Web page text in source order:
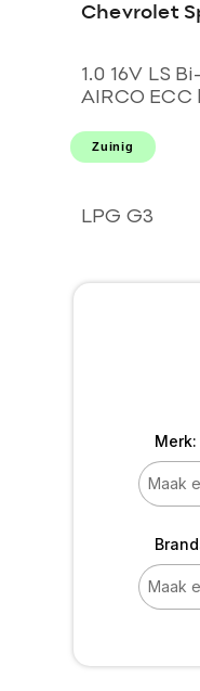
Chevrolet
1.0 16V LS
AIRCO ECC
pakket!
OH l
ZUINIG
Zuinig
LPG G3
Merk: